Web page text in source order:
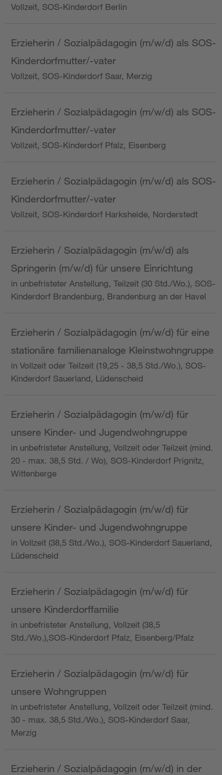
Vollzeit, SOS-Kinderdorf Berlin
Erzieherin / Sozialpädagogin (m/w/d) als SOS-
Kinderdorfmutter/-vater
Vollzeit, SOS-Kinderdorf Saar, Merzig
Erzieherin / Sozialpädagogin (m/w/d) als SOS-
Kinderdorfmutter/-vater
Vollzeit, SOS-Kinderdorf Pfalz, Eisenberg
Erzieherin / Sozialpädagogin (m/w/d) als SOS-
Kinderdorfmutter/-vater
Vollzeit, SOS-Kinderdorf Harksheide, Norderstedt
Erzieherin / Sozialpädagogin (m/w/d) als
Springerin (m/w/d) für unsere Einrichtung
in unbefristeter Anstellung, Teilzeit (30 Std./Wo.), SOS-
Kinderdorf Brandenburg, Brandenburg an der Havel
Erzieherin / Sozialpädagogin (m/w/d) für eine
stationäre familienanaloge Kleinstwohngruppe
in Vollzeit oder Teilzeit (19,25 - 38,5 Std./Wo.), SOS-
Kinderdorf Sauerland, Lüdenscheid
Erzieherin / Sozialpädagogin (m/w/d) für
unsere Kinder- und Jugendwohngruppe
in unbefristeter Anstellung, Vollzeit oder Teilzeit (mind.
20 - max. 38,5 Std. / Wo), SOS-Kinderdorf Prignitz,
Wittenberge
Erzieherin / Sozialpädagogin (m/w/d) für
unsere Kinder- und Jugendwohngruppe
in Vollzeit (38,5 Std./Wo.), SOS-Kinderdorf Sauerland,
Lüdenscheid
Erzieherin / Sozialpädagogin (m/w/d) für
unsere Kinderdorffamilie
in unbefristeter Anstellung, Vollzeit (38,5
Std./Wo.),SOS-Kinderdorf Pfalz, Eisenberg/Pfalz
Erzieherin / Sozialpädagogin (m/w/d) für
unsere Wohngruppen
in unbefristeter Anstellung, Vollzeit oder Teilzeit (mind.
30 - max. 38,5 Std./Wo.), SOS-Kinderdorf Saar,
Merzig
Erzieherin / Sozialpädagogin (m/w/d) in der